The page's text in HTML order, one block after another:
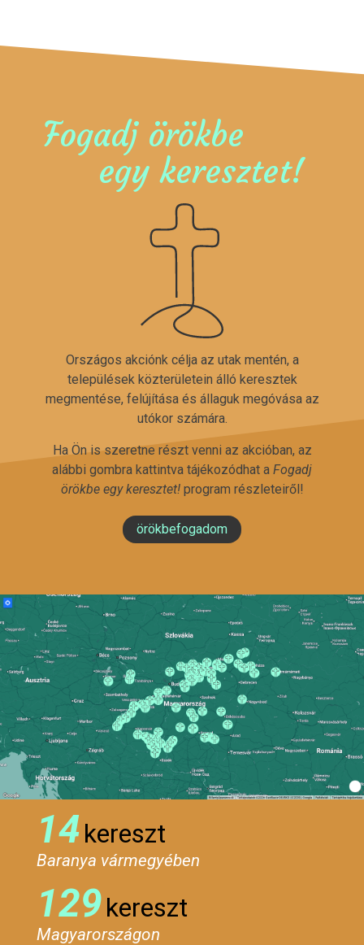
Fogadj örökbe
egy keresztet!
Országos akciónk célja az utak mentén, a
települések közterületein álló keresztek
megmentése, felújítása és állaguk megóvása az
utókor számára.
Ha Ön is szeretne részt venni az akcióban, az
alábbi gombra kattintva tájékozódhat a Fogadj
örökbe egy keresztet!program részleteiről!
örökbefogadom
14kereszt
Baranya vármegyében
129kereszt
Magyarországon